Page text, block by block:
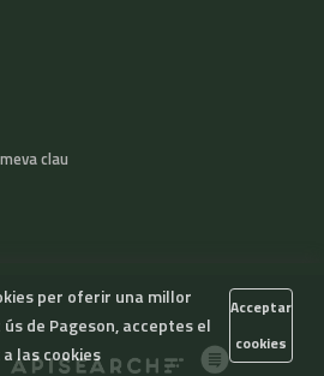
clau
per oferir una millor
de Pageson, acceptes el
a las cookies
Acceptar
cookies